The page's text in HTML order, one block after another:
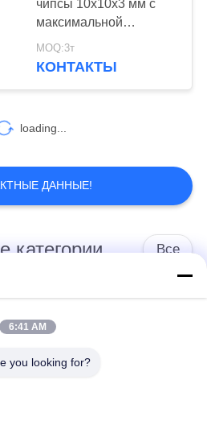
30
чипсы 10x10x3 мм с
максимальной
влажностью 7% и
оранжево-красным
MOQ:3т
КОНТАКТЫ
loading...
ДАННЫЕ!
категории Все
японские мякиши
хлеба
Зажаренная в
6:41 AM
you looking for?